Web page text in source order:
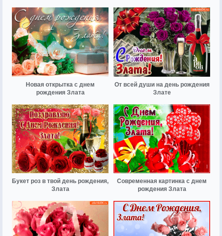
Новая открытка с днем
рождения Злата
От всей души на день рождения
Злате
Букет роз в твой день рождения,
Злата
Современная картинка с днем
рождения Злата